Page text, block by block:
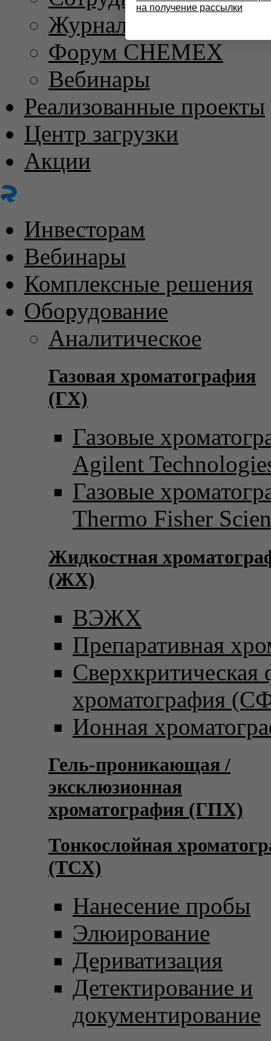
Журнал
Форум CHEMEX
Вебинары
Реализованные проекты
Центр загрузки
Акции
Инвесторам
Вебинары
Комплексные решения
Оборудование
Аналитическое
Газовая хроматография
(ГХ)
Газовые
Agilent
Газовые
Thermo Fisher
Жидкостная
(ЖХ)
ВЭЖХ
Препаративная
хроматография
Ионная
Гель-проникающая /
эксклюзионная
хроматография (ГПХ)
Тонкослойная
(ТСХ)
Нанесение пробы
Элюирование
Дериватизация
Детектирование и
документирование
на получение рассылки